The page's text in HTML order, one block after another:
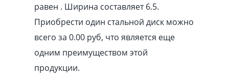
равен . Ширина составляет 6.5.
Приобрести один стальной диск можно
всего за 0.00 pуб, что является еще
одним преимуществом этой
продукции.